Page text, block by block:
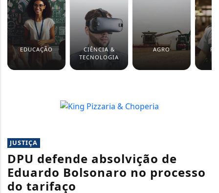
EDUCAÇÃO
CIÊNCIA &
TECNOLOGIA
AGRO
JUSTIÇA
DPU defende absolvição de
Eduardo Bolsonaro no processo
do tarifaço